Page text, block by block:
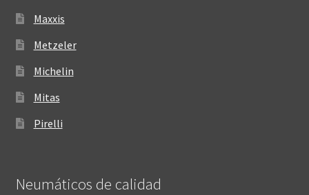
Maxxis
Metzeler
Michelin
Mitas
Pirelli
Neumáticos de calidad‎